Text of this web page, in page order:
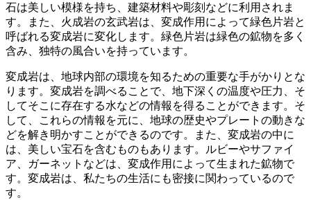
石は美しい模様を持ち、建築材料や彫刻などに利用されま
す。また、火成岩の玄武岩は、変成作用によって緑色片岩と
呼ばれる変成岩に変化します。緑色片岩は緑色の鉱物を多く
含み、独特の風合いを持っています。
変成岩は、地球内部の環境を知るための重要な手がかりとな
ります。 変成岩を調べることで、地下深くの温度や圧力、そ
してそこに存在する水などの情報を得ることができます。そ
して、これらの情報を元に、地球の歴史やプレートの動きな
どを解き明かすことができるのです。また、変成岩の中に
は、美しい宝石を含むものもあります。ルビーやサファイ
ア、ガーネットなどは、変成作用によって生まれた鉱物で
す。変成岩は、私たちの生活にも密接に関わっているので
す。